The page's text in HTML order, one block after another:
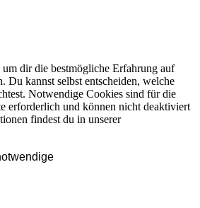
dir die bestmögliche Erfahrung auf
Du kannst selbst entscheiden, welche
Notwendige Cookies sind für die
erforderlich und können nicht deaktiviert
findest du in unserer